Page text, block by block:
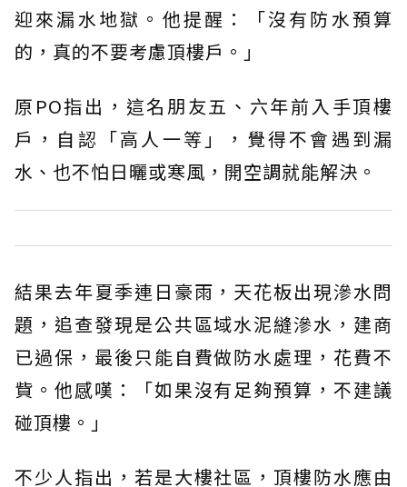
迎來漏水地獄。他提醒：「沒有防水預算
的，真的不要考慮頂樓戶。」
原PO指出，這名朋友五、六年前入手頂樓
戶，自認「高人一等」，覺得不會遇到漏
水、也不怕日曬或寒風，開空調就能解決。
結果去年夏季連日豪雨，天花板出現滲水問
題，追查發現是公共區域水泥縫滲水，建商
已過保，最後只能自費做防水處理，花費不
貲。他感嘆：「如果沒有足夠預算，不建議
碰頂樓。」
不少人指出，若是大樓社區，頂樓防水應由